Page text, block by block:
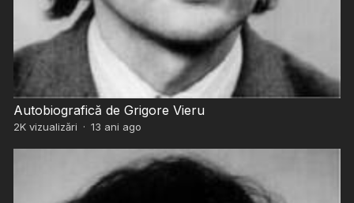
Autobiografică de Grigore Vieru
2Kvizualizări · 13 ani ago